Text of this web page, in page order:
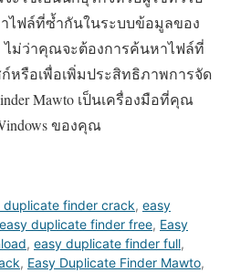
ไฟล์ที่ซ้ำกันในระบบข้อมูลของ
ม่ว่าคุณจะต้องการค้นหาไฟล์ที่
หรือเพื่อเพิ่มประสิทธิภาพการจัด
Mawto เป็นเครื่องมือที่คุณ
ของคุณ
duplicate finder crack, easy
easy duplicate finder free, Easy
, easy duplicate finder full,
, Easy Duplicate Finder Mawto,